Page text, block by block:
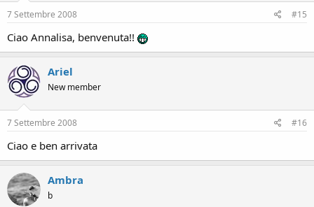
7 Settembre 2008 #15
Ciao Annalisa, benvenuta!!
Ariel
New member
7 Settembre 2008 #16
Ciao e ben arrivata
Ambra
b